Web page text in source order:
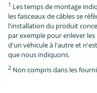
1 Les temps de montage
les faisceaux de câbles se
l'installation du produit
par exemple pour enlever
d'un véhicule à l'autre et
que nous indiquons.
2 Non compris dans les